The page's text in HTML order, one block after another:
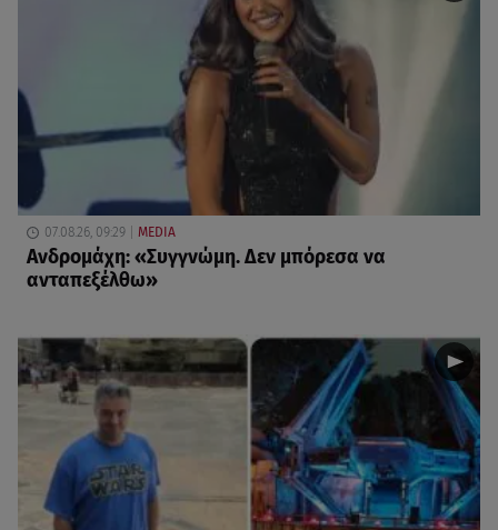
07.08.26, 09:29 MEDIA
Ανδρομάχη: «Συγγνώμη. Δεν μπόρεσα να
ανταπεξέλθω»